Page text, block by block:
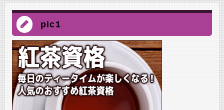
pic1